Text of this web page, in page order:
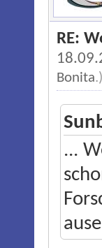
RE:
Bonita.)
...